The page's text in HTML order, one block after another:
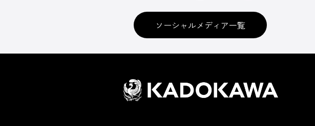
ソーシャルメディア一覧